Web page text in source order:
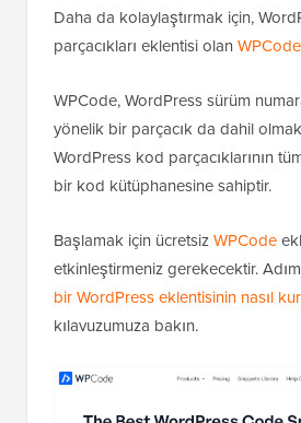
WPCode ❤️ ile
Daha da kolaylaştırmak için,
parçacıkları eklentisi olanWPCode
WPCode, WordPress sürüm
WordPress kod parçacıklarının
bir kod kütüphanesine sahiptir.
Başlamak için ücretsiz
bir WordPress eklentisinin nasıl